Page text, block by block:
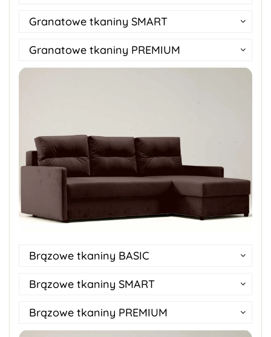
Granatowe tkaniny SMART
Granatowe tkaniny PREMIUM
Brązowe tkaniny BASIC
Brązowe tkaniny SMART
Brązowe tkaniny PREMIUM